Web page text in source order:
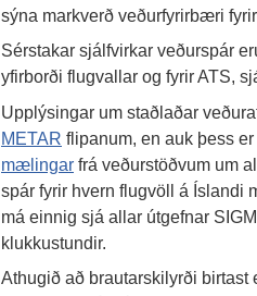
sýna markverð veðurfyrirbæri
Sérstakar sjálfvirkar veðurspár
yfirborði flugvallar og fyrir ATS,
Upplýsingar um staðlaðar
METAR flipanum, en auk þess
mælingar frá veðurstöðvum um
spár fyrir hvern flugvöll á Íslandi
má einnig sjá allar útgefnar
klukkustundir.
Athugið að brautarskilyrði birtast